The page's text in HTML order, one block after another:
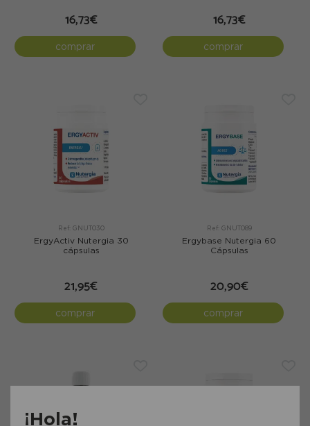
16,73€
comprar
16,73€
comprar
Ref: GNUT030
ErgyActiv Nutergia 30
cápsulas
21,95€
comprar
Ref: GNUT089
Ergybase Nutergia 60
Cápsulas
20,90€
comprar
¡Hola!